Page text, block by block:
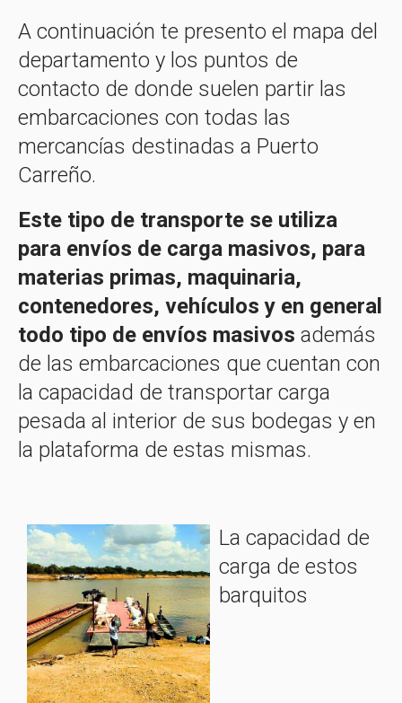
A continuación te presento el mapa del
departamento y los puntos de
contacto de donde suelen partir las
embarcaciones con todas las
mercancías destinadas a Puerto
Carreño.
Este tipo de transporte se utiliza
para envíos de carga masivos, para
materias primas, maquinaria,
contenedores, vehículos y en general
todo tipo de envíos masivos además
de las embarcaciones que cuentan con
la capacidad de transportar carga
pesada al interior de sus bodegas y en
la plataforma de estas mismas.
La capacidad de
carga de estos
barquitos